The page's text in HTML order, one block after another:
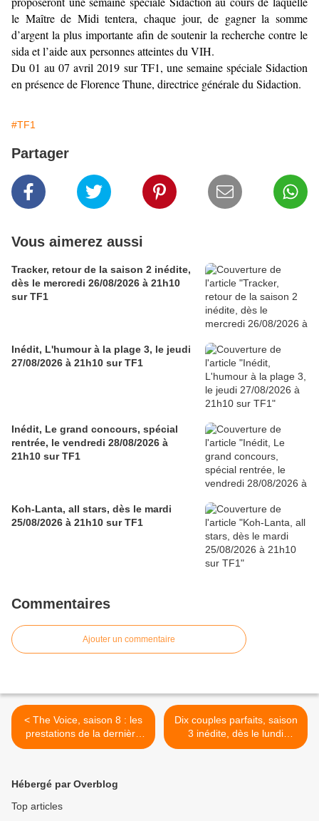
le Maître de Midi tentera, chaque jour, de gagner la somme
d’argent la plus importante afin de soutenir la recherche contre le
sida et l’aide aux personnes atteintes du VIH.
Du 01 au 07 avril 2019 sur TF1, une semaine spéciale Sidaction
en présence de Florence Thune, directrice générale du Sidaction.
#TF1
Partager
Vous aimerez aussi
Tracker, retour de la saison 2 inédite,
dès le mercredi 26/08/2026 à 21h10
sur TF1
Inédit, L'humour à la plage 3, le jeudi
27/08/2026 à 21h10 sur TF1
Inédit, Le grand concours, spécial
rentrée, le vendredi 28/08/2026 à
21h10 sur TF1
Koh-Lanta, all stars, dès le mardi
25/08/2026 à 21h10 sur TF1
Commentaires
Ajouter un commentaire
< The Voice, saison 8 : les
prestations de la dernière
soirée d’auditions à
Dix couples parfaits, saison
3 inédite, dès le lundi
01/04/19 à 17h50 sur TFX
Hébergé par Overblog
Top articles